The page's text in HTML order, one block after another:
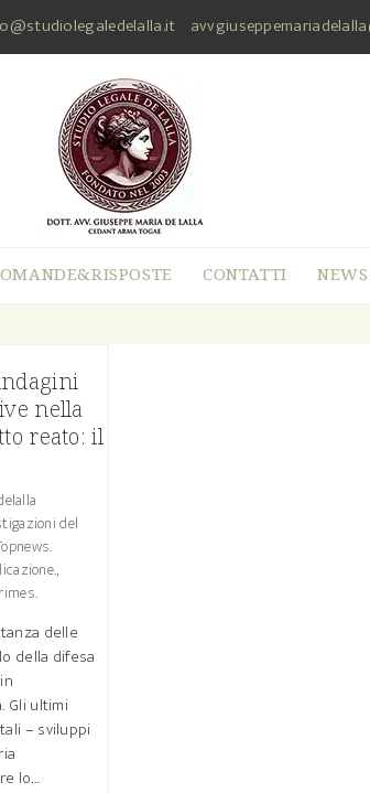
CONTATTI NEWS
nella
reato: il
del
,
delle
della difesa
Gli ultimi
– sviluppi
lo…